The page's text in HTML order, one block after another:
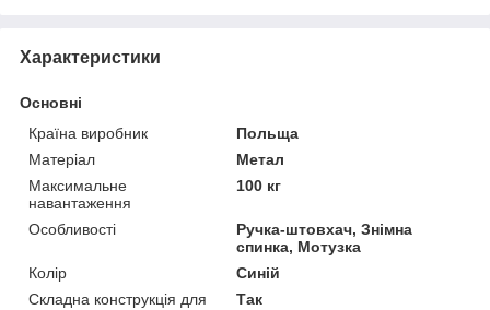
Характеристики
Основні
Країна виробник
Польща
Матеріал
Метал
Максимальне
навантаження
100 кг
Особливості
Ручка-штовхач, Знімна
спинка, Мотузка
Колір
Синій
Складна конструкція для
Так